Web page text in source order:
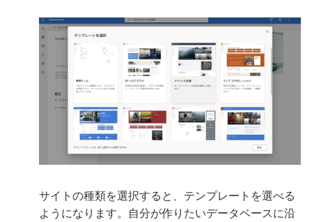
サイトの種類を選択すると、テンプレートを選べる
ようになります。自分が作りたいデータベースに沿